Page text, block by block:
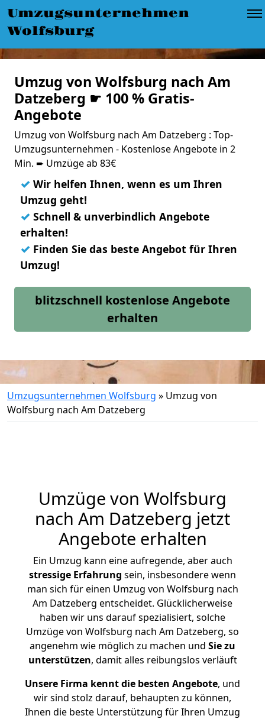
Umzugsunternehmen
Wolfsburg
Umzug von Wolfsburg nach Am
Datzeberg ☛ 100 % Gratis-
Angebote
Umzug von Wolfsburg nach Am Datzeberg : Top-
Umzugsunternehmen - Kostenlose Angebote in 2
Min. ➨ Umzüge ab 83€
✓ Wir helfen Ihnen, wenn es um Ihren
Umzug geht!
✓ Schnell & unverbindlich Angebote
erhalten!
✓ Finden Sie das beste Angebot für Ihren
Umzug!
blitzschnell kostenlose Angebote
erhalten
Umzugsunternehmen Wolfsburg » Umzug von
Wolfsburg nach Am Datzeberg
Umzüge von Wolfsburg
nach Am Datzeberg jetzt
Angebote erhalten
Ein Umzug kann eine aufregende, aber auch
stressige Erfahrung sein, insbesondere wenn
man sich für einen Umzug von Wolfsburg nach
Am Datzeberg entscheidet. Glücklicherweise
haben wir uns darauf spezialisiert, solche
Umzüge von Wolfsburg nach Am Datzeberg, so
angenehm wie möglich zu machen und Sie zu
unterstützen, damit alles reibungslos verläuft
Unsere Firma kennt die besten Angebote, und
wir sind stolz darauf, behaupten zu können,
Ihnen die beste Unterstützung für Ihren Umzug